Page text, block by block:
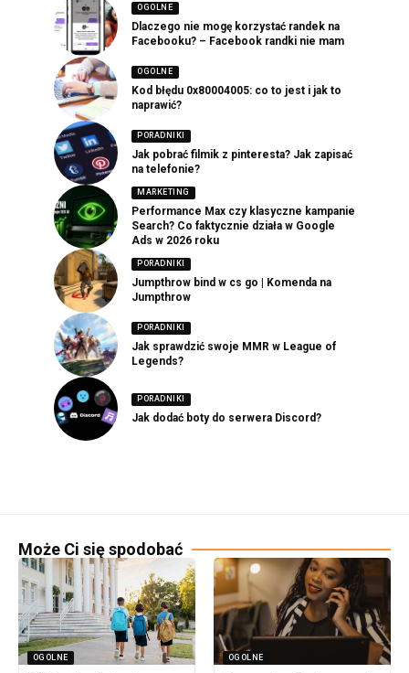
OGOLNE
Dlaczego nie mogę korzystać randek na
Facebooku? – Facebook randki nie mam
OGOLNE
Kod błędu 0x80004005: co to jest i jak to
naprawić?
PORADNIKI
Jak pobrać filmik z pinteresta? Jak zapisać
na telefonie?
MARKETING
Performance Max czy klasyczne kampanie
Search? Co faktycznie działa w Google
Ads w 2026 roku
PORADNIKI
Jumpthrow bind w cs go | Komenda na
Jumpthrow
PORADNIKI
Jak sprawdzić swoje MMR w League of
Legends?
PORADNIKI
Jak dodać boty do serwera Discord?
Może Ci się spodobać
OGOLNE OGOLNE